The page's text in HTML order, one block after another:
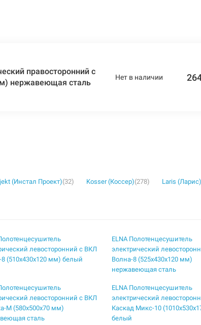
правосторонний с
нержавеющая сталь
Нет в наличии
(Инстал Проект)(32) Kosser (Коссер)(278) Laris (Ларис)
левосторонний с ВКЛ
(510х430х120 мм) белый
ELNA Полотенцесушитель
электрический
Волна-8 (525х430х120 мм)
нержавеющая сталь
левосторонний с ВКЛ
М (580х500х70 мм)
сталь
ELNA Полотенцесушитель
электрический
Каскад Микс-10
белый